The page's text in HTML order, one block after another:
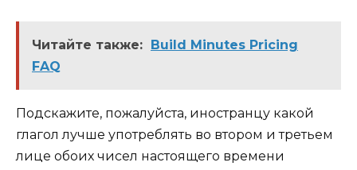
Читайте также:
Build Minutes Pricing
FAQ
Подскажите, пожалуйста, иностранцу какой
глагол лучше употреблять во втором и третьем
лице обоих чисел настоящего времени